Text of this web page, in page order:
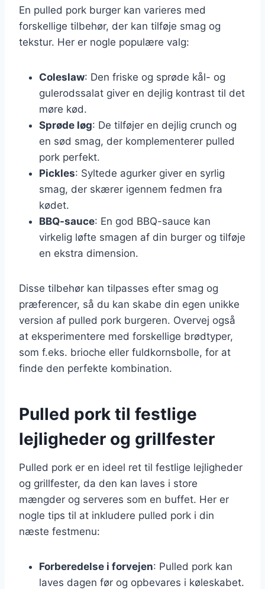
En pulled pork burger kan varieres med
forskellige tilbehør, der kan tilføje smag og
tekstur. Her er nogle populære valg:
Coleslaw: Den friske og sprøde kål- og
gulerodssalat giver en dejlig kontrast til det
møre kød.
Sprøde løg: De tilføjer en dejlig crunch og
en sød smag, der komplementerer pulled
pork perfekt.
Pickles: Syltede agurker giver en syrlig
smag, der skærer igennem fedmen fra
kødet.
BBQ-sauce: En god BBQ-sauce kan
virkelig løfte smagen af din burger og tilføje
en ekstra dimension.
Disse tilbehør kan tilpasses efter smag og
præferencer, så du kan skabe din egen unikke
version af pulled pork burgeren. Overvej også
at eksperimentere med forskellige brødtyper,
som f.eks. brioche eller fuldkornsbolle, for at
finde den perfekte kombination.
Pulled pork til festlige
lejligheder og grillfester
Pulled pork er en ideel ret til festlige lejligheder
og grillfester, da den kan laves i store
mængder og serveres som en buffet. Her er
nogle tips til at inkludere pulled pork i din
næste festmenu:
Forberedelse i forvejen: Pulled pork kan
laves dagen før og opbevares i køleskabet.